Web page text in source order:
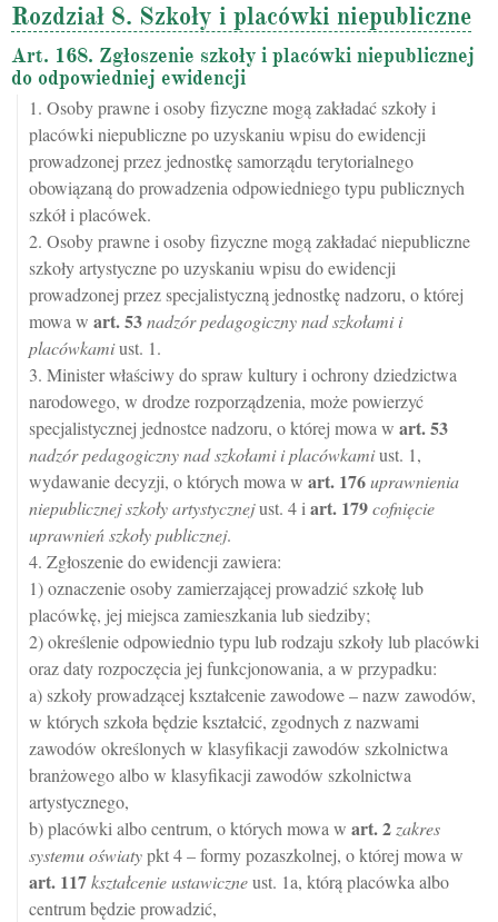
Rozdział 8. Szkoły i placówki niepubliczne
Art. 168. Zgłoszenie szkoły i placówki niepublicznej
do odpowiedniej ewidencji
1. Osoby prawne i osoby fizyczne mogą zakładać szkoły i
placówki niepubliczne po uzyskaniu wpisu do ewidencji
prowadzonej przez jednostkę samorządu terytorialnego
obowiązaną do prowadzenia odpowiedniego typu publicznych
szkół i placówek.
2. Osoby prawne i osoby fizyczne mogą zakładać niepubliczne
szkoły artystyczne po uzyskaniu wpisu do ewidencji
prowadzonej przez specjalistyczną jednostkę nadzoru, o której
mowa w art.53nadzór pedagogiczny nad szkołami i
placówkamiust. 1.
3. Minister właściwy do spraw kultury i ochrony dziedzictwa
narodowego, w drodze rozporządzenia, może powierzyć
specjalistycznej jednostce nadzoru, o której mowa w art.53
nadzór pedagogiczny nad szkołami i placówkamiust. 1,
wydawanie decyzji, o których mowa w art. 176uprawnienia
niepublicznej szkoły artystycznejust. 4 i art. 179cofnięcie
uprawnień szkoły publicznej.
4. Zgłoszenie do ewidencji zawiera:
1) oznaczenie osoby zamierzającej prowadzić szkołę lub
placówkę, jej miejsca zamieszkania lub siedziby;
2) określenie odpowiednio typu lub rodzaju szkoły lub placówki
oraz daty rozpoczęcia jej funkcjonowania, a w przypadku:
a) szkoły prowadzącej kształcenie zawodowe – nazw zawodów,
w których szkoła będzie kształcić, zgodnych z nazwami
zawodów określonych w klasyfikacji zawodów szkolnictwa
branżowego albo w klasyfikacji zawodów szkolnictwa
artystycznego,
b) placówki albo centrum, o których mowa w art.2 zakres
systemu oświatypkt 4 – formy pozaszkolnej, o której mowa w
art. 117kształcenie ustawiczneust. 1a, którą placówka albo
centrum będzie prowadzić,